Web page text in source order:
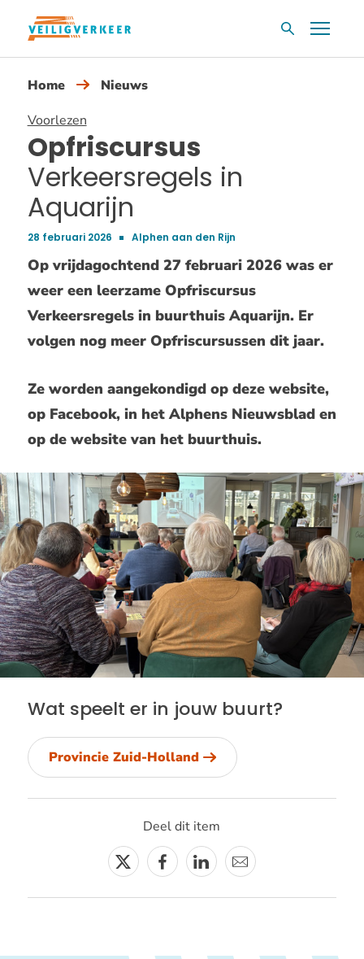
Overslaan
inhoud
ZoekvakMenu
Home
Nieuws
Voorlezen
Opfriscursus
Verkeersregels in
Aquarijn
Publicatiedatum:
28 februari 2026 Alphen aan den Rijn
Op vrijdagochtend 27 februari 2026 was er
weer een leerzame Opfriscursus
Verkeersregels in buurthuis Aquarijn. Er
volgen nog meer Opfriscursussen dit jaar.
Ze worden aangekondigd op deze website,
op Facebook, in het Alphens Nieuwsblad en
op de website van het buurthuis.
Wat speelt er in jouw buurt?
Provincie Zuid-Holland
Deel dit item
TwitterFacebookLinkedin
E-